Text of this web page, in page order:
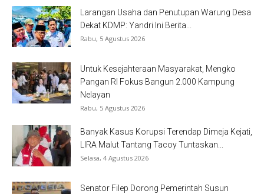
Larangan Usaha dan Penutupan Warung Desa
Dekat KDMP: Yandri Ini Berita...
Rabu, 5 Agustus 2026
Untuk Kesejahteraan Masyarakat, Mengko
Pangan RI Fokus Bangun 2.000 Kampung
Nelayan
Rabu, 5 Agustus 2026
Banyak Kasus Korupsi Terendap Dimeja Kejati,
LIRA Malut Tantang Tacoy Tuntaskan...
Selasa, 4 Agustus 2026
Senator Filep Dorong Pemerintah Susun